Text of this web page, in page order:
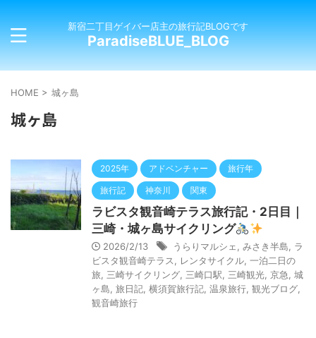
新宿二丁目ゲイバー店主の旅行記BLOGです
ParadiseBLUE_BLOG
HOME > 城ヶ島
城ヶ島
2025年 アドベンチャー 旅行年
旅行記 神奈川 関東
ラビスタ観音崎テラス旅行記・2日目｜
三崎・城ヶ島サイクリング
2026/2/13 うらりマルシェ みさき半島
ラ
ビスタ観音崎テラス
レンタサイクル 一泊二日の
旅
三崎サイクリング 三崎口駅 三崎観光 京急
城
ヶ島 旅日記 横須賀旅行記 温泉旅行 観光ブログ
観音崎旅行